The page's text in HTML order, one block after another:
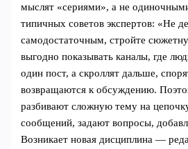
мыслят «сериями», а не
типичных советов экспертов: «Не
самодостаточным, стройте
выгодно показывать каналы, где
один пост, а скроллят дальше,
возвращаются к обсуждению.
разбивают сложную тему на
сообщений, задают вопросы,
Возникает новая дисциплина —